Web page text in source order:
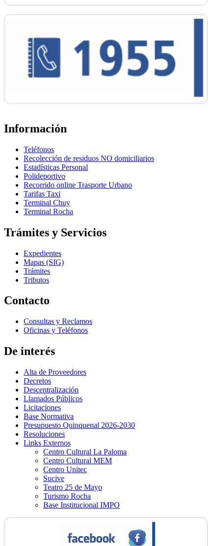
Información
Teléfonos
Recolección de residuos NO domiciliarios
Estadísticas Personal
Polideportivo
Recorrido online Trasporte Urbano
Tarifas Taxi
Terminal Chuy
Terminal Rocha
Trámites y Servicios
Expedientes
Mapas (SIG)
Trámites
Tributos
Contacto
Consultas y Reclamos
Oficinas y Teléfonos
De interés
Alta de Proveedores
Decretos
Descentralización
Llamados Públicos
Licitaciones
Base Normativa
Presupuesto Quinquenal 2026-2030
Resoluciones
Links Externos
Centro Cultural La Paloma
Centro Cultural MEM
Centro Unitec
Sucive
Teatro 25 de Mayo
Turismo Rocha
Base Institucional IMPO